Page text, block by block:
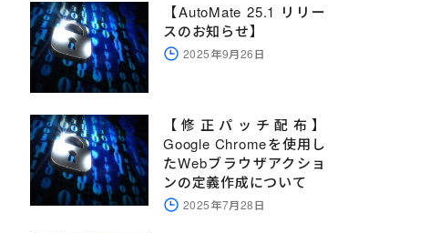
【AutoMate 25.1 リリー
スのお知らせ】
2025年9月26日
【修正パッチ配布】
Google Chromeを使用し
たWebブラウザアクショ
ンの定義作成について
2025年7月28日